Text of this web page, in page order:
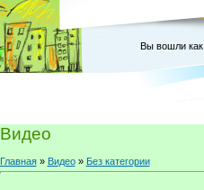
Вы вошли как
Видео
Главная» Видео» Без категории